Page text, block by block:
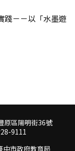
踐－－以「水墨遊
原區陽明街36號
9111
中市政府教育局